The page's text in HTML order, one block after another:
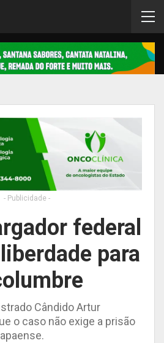
- Publicidade -
federal
para
Cândido Artur
o caso não exige a prisão